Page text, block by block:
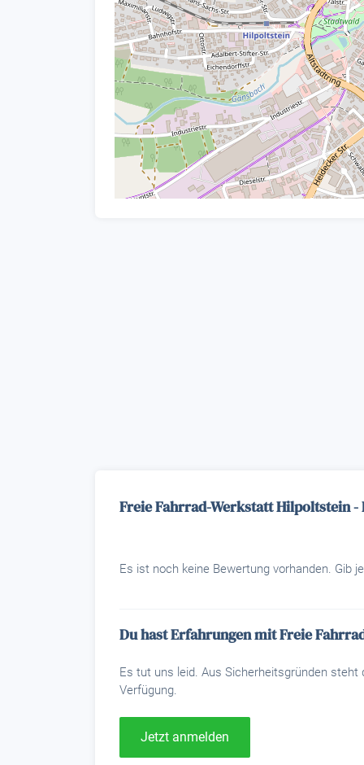
Freie Fahrrad-Werkstatt Hilpoltstein -
Es ist noch keine Bewertung vorhanden. Gib
Du hast Erfahrungen mit Freie
Es tut uns leid. Aus Sicherheitsgründen
Verfügung.
Jetzt anmelden